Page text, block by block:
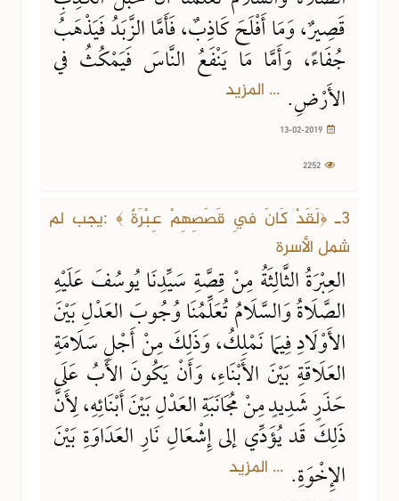
قَصِيرٌ، وَمَا أَفْلَحَ كَاذِبٌ، فَأَمَّا الزَّبَدُ فَيَذْهَبُ
جُفَاءً، وَأَمَّا مَا يَنْفَعُ النَّاسَ فَيَمْكُثُ في
الأَرْضِ. ... المزيد
3ـ ﴿لَقَدْ كَانَ فِي قَصَصِهِمْ عِبْرَةٌ ﴾ :يجب لم
شمل الأسرة
العِبْرَةُ الثَّالِثَةُ مِنْ قِصَّةِ سَيِّدِنَا يُوسُفَ عَلَيْهِ
الصَّلَاةُ وَالسَّلَامُ تُعَلِّمُنَا وُجُوبَ العَدْلِ بَيْنَ
الأَوْلَادِ فِيمَا نَمْلِكُ، وَذَلِكَ مِنْ أَجْلِ سَلَامَةِ
العَلَاقَةِ بَيْنَ الأَبْنَاءِ، وَأَنْ يَكُونَ الأَبُ عَلَى
حَذَرٍ شَدِيدٍ مِنْ مُجَانَبَةِ العَدْلِ بَيْنَ أَبْنَائِهِ، لِأَنَّ
ذَلِكَ قَد يُؤَدِّي إلى إِشْعَالِ نَارِ العَدَاوَةِ بَيْنَ
الإِخْوَةِ. ... المزيد